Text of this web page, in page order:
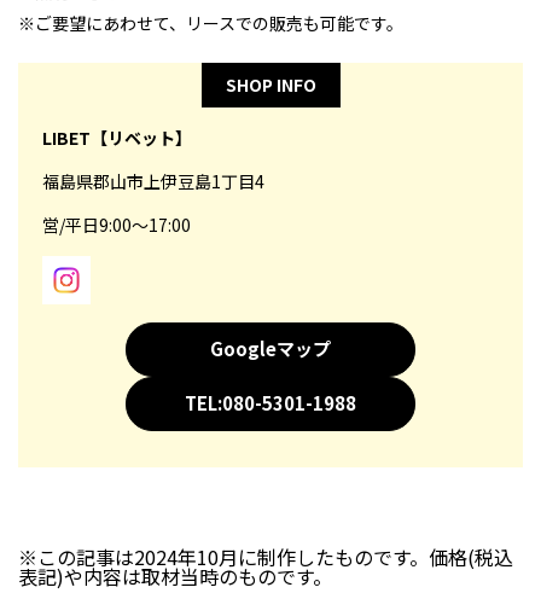
※ご要望にあわせて、リースでの販売も可能です。
SHOP INFO
LIBET【リベット】
福島県郡山市上伊豆島1丁目4
営/平日9:00～17:00
Googleマップ
TEL:080-5301-1988
※この記事は2024年10月に制作したものです。価格(税込
表記)や内容は取材当時のものです。